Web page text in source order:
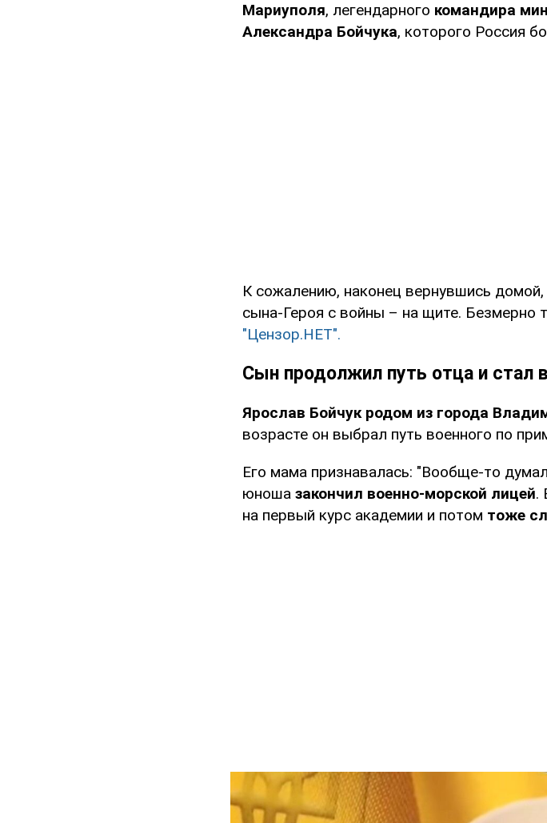
Мариуполя, легендарного командира
Александра Бойчука, которого Россия
К сожалению, наконец вернувшись
сына-Героя с войны – на щите. Безмерно
"Цензор.НЕТ".
Сын продолжил путь отца и стал
Ярослав Бойчук родом из города
возрасте он выбрал путь военного по
Его мама признавалась: "Вообще-то
юноша закончил военно-морской лицей.
на первый курс академии и потом тоже